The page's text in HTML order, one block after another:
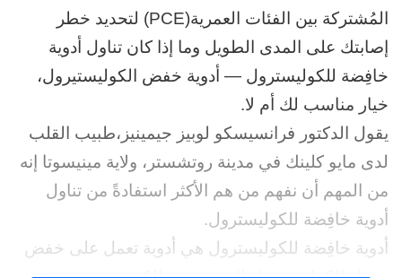
المُشتركة بين الفئات العمرية(PCE) لتحديد خطر
إصابتك على المدى الطويل وما إذا كان تناول أدوية
خافِضة للكوليسترول — أدوية خفض الكوليستيرول،
خيار مناسب لك أم لا.
يقول الدكتور فرانسيسكو لوبيز جيمينيز،طبيب القلب
لدى مايو كلينك في مدينة روتشستر، ولاية مينيسوتا إنه
من المهم أن نفهم من هم الأكثر استفادةً من تناول
أدوية خافِضة للكوليسترول.
أدوية خافِضة للكوليسترول هي أدوية تعمل على خفض